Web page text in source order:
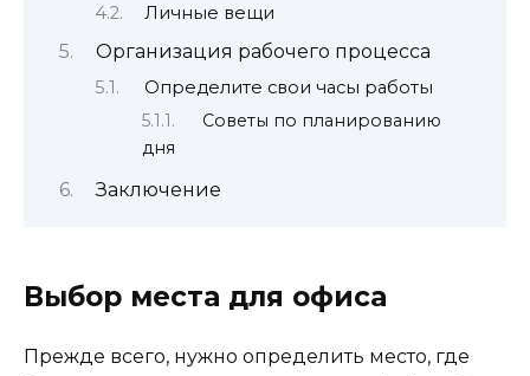
Личные вещи
Организация рабочего процесса
Определите свои часы работы
Советы по планированию
дня
Заключение
Выбор места для офиса
Прежде всего, нужно определить место, где